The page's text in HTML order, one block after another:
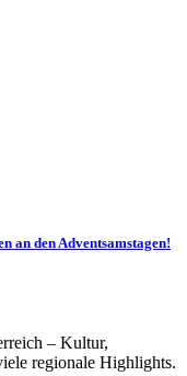
an den Adventsamstagen!
– Kultur,
regionale Highlights.